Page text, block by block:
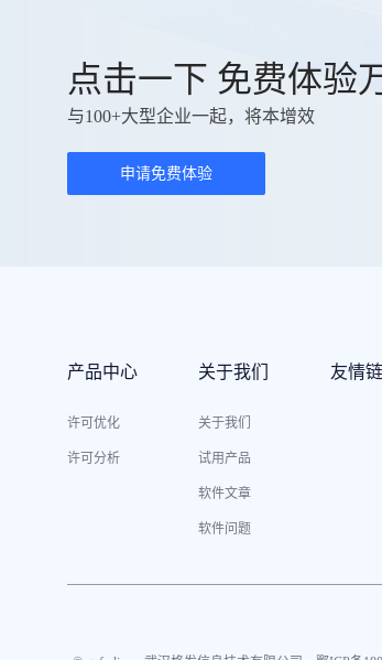
点击一下 免费体验
与100+大型企业一起，将本增效
申请免费体验
产品中心
许可优化
许可分析
关于我们
关于我们
试用产品
软件文章
软件问题
友情